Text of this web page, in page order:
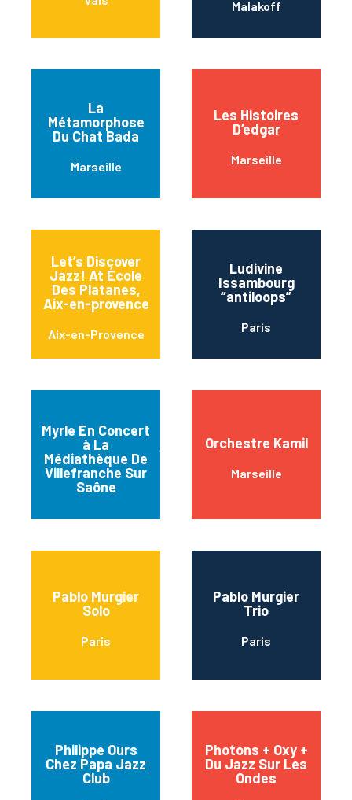
Malakoff
La
Métamorphose
Du Chat Bada
Marseille
Les Histoires
D’edgar
Marseille
Let’s Discover
Jazz! At École
Des Platanes,
Aix-en-provence
Aix-en-Provence
Ludivine
Issambourg
“antiloops”
Paris
Myrle En Concert
à La
Médiathèque De
Villefranche Sur
Saône
Villefranche-sur-
Orchestre Kamil
Marseille
Pablo Murgier
Solo
Paris
Pablo Murgier
Trio
Paris
Philippe Ours
Chez Papa Jazz
Club
Photons + Oxy +
Du Jazz Sur Les
Ondes